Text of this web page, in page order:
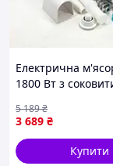
Електрична
1800 Вт з
для кеббе /
кухонний
3 689 ₴
5 189₴
Купити